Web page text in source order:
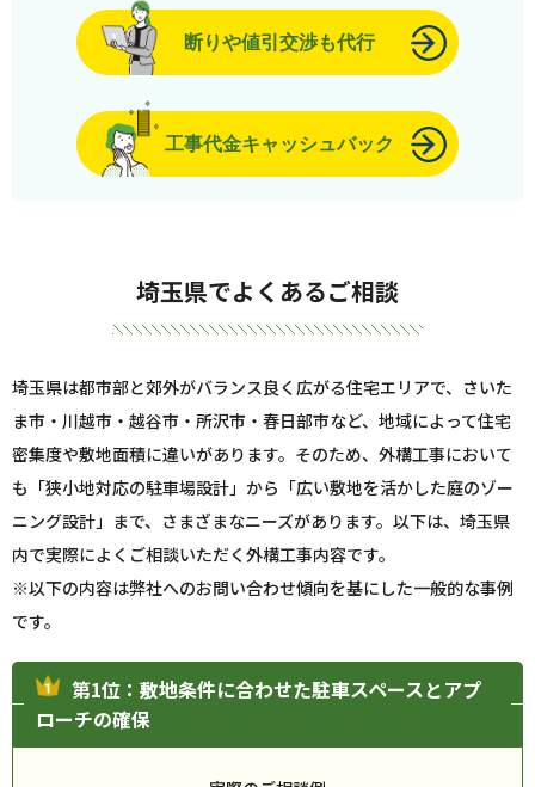
断りや値引交渉も代行
工事代金キャッシュバック
埼玉県でよくあるご相談
埼玉県は都市部と郊外がバランス良く広がる住宅エリアで、さいた
ま市・川越市・越谷市・所沢市・春日部市など、地域によって住宅
密集度や敷地面積に違いがあります。そのため、外構工事において
も「狭小地対応の駐車場設計」から「広い敷地を活かした庭のゾー
ニング設計」まで、さまざまなニーズがあります。以下は、埼玉県
内で実際によくご相談いただく外構工事内容です。
※以下の内容は弊社へのお問い合わせ傾向を基にした一般的な事例
です。
第1位：敷地条件に合わせた駐車スペースとアプ
ローチの確保